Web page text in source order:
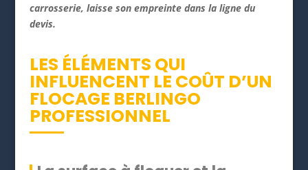
carrosserie, laisse son empreinte dans la ligne du
devis.
LES ÉLÉMENTS QUI
INFLUENCENT LE COÛT D’UN
FLOCAGE BERLINGO
PROFESSIONNEL